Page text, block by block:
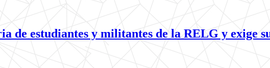
de estudiantes y militantes de la RELG y exige